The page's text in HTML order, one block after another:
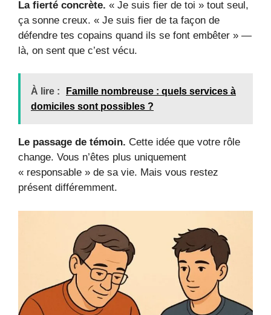
La fierté concrète. « Je suis fier de toi » tout seul,
ça sonne creux. « Je suis fier de ta façon de
défendre tes copains quand ils se font embêter » —
là, on sent que c’est vécu.
À lire :
Famille nombreuse : quels services à
domiciles sont possibles ?
Le passage de témoin. Cette idée que votre rôle
change. Vous n’êtes plus uniquement
« responsable » de sa vie. Mais vous restez
présent différemment.